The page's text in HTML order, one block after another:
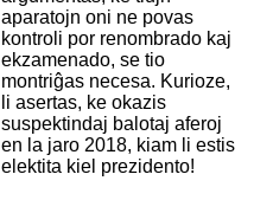
aparatojn oni ne povas
kontroli por renombrado kaj
ekzamenado, se tio
montriĝas necesa. Kurioze,
li asertas, ke okazis
suspektindaj balotaj aferoj
en la jaro 2018, kiam li estis
elektita kiel prezidento!